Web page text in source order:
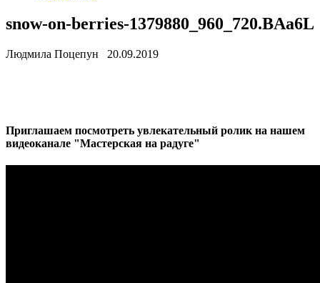
snow-on-berries-1379880_960_720.BAa6L
Людмила Поцепун 20.09.2019
Приглашаем посмотреть увлекательный ролик на нашем
видеоканале "Мастерская на радуге"